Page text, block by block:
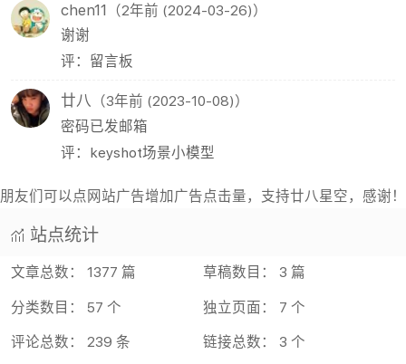
chen11 （2年前 (2024-03-26)）
谢谢
评：留言板
廿八 （3年前 (2023-10-08)）
密码已发邮箱
评：keyshot场景小模型
朋友们可以点网站广告增加广告点击量，支持廿八星空，感谢！
站点统计
文章总数： 1377 篇 草稿数目： 3 篇
分类数目： 57 个 独立页面： 7 个
评论总数： 239 条 链接总数： 3 个